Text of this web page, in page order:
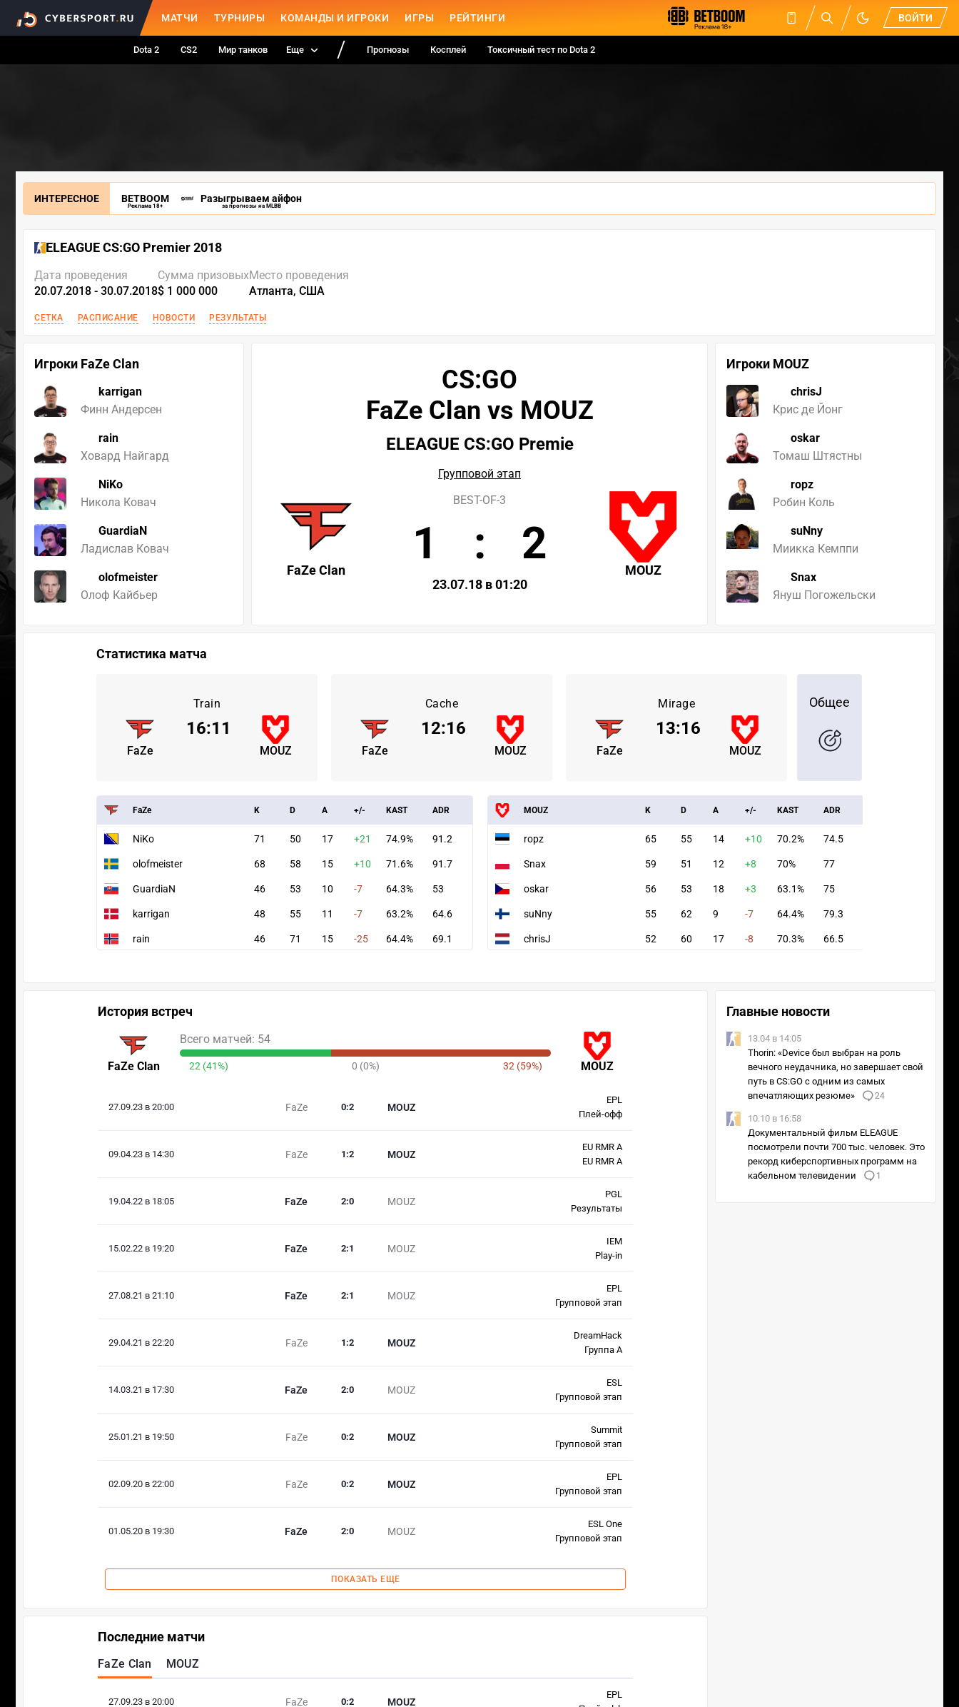
МАТЧИ ТУРНИРЫ КОМАНДЫ И ИГРОКИ ИГРЫ РЕЙТИНГИ ВОЙТИ
Dota 2 CS2 Мир танков Еще Прогнозы Косплей Токсичный тест по Dota 2
ИНТЕРЕСНОЕ BETBOOM
Реклама 18+
Разыгрываем айфон
за прогнозы на MLBB
ELEAGUE CS:GO Premier 2018
Дата проведения
20.07.2018 - 30.07.2018
Сумма призовых
$ 1 000 000
Место проведения
Атланта, США
СЕТКА РАСПИСАНИЕ НОВОСТИ РЕЗУЛЬТАТЫ
Игроки FaZe Clan
karrigan
Финн Андерсен
rain
Ховард Найгард
NiKo
Никола Ковач
GuardiaN
Ладислав Ковач
olofmeister
Олоф Кайбьер
Игроки MOUZ
chrisJ
Крис де Йонг
oskar
Томаш Штястны
ropz
Робин Коль
suNny
Миикка Кемппи
Snax
Януш Погожельски
CS:GO
FaZe Clan vs MOUZ
ELEAGUE CS:GO Premie
Групповой этап
FaZe Clan MOUZ
BEST-OF-3
1 : 2
23.07.18 в 01:20
Статистика матча
Train
FaZe MOUZ
16:11
Cache
FaZe MOUZ
12:16
Mirage
FaZe MOUZ
13:16
Общее
FaZe K D A +/- KAST ADR
NiKo 71 50 17 +21 74.9% 91.2
olofmeister 68 58 15 +10 71.6% 91.7
GuardiaN 46 53 10 -7 64.3% 53
karrigan 48 55 11 -7 63.2% 64.6
rain 46 71 15 -25 64.4% 69.1
MOUZ K D A +/- KAST ADR
ropz 65 55 14 +10 70.2% 74.5
Snax 59 51 12 +8 70% 77
oskar 56 53 18 +3 63.1% 75
suNny 55 62 9 -7 64.4% 79.3
chrisJ 52 60 17 -8 70.3% 66.5
История встреч
FaZe Clan MOUZ
Всего матчей: 54
22 (41%) 0 (0%) 32 (59%)
27.09.23 в 20:00 FaZe MOUZ
0:2
EPL
Плей-офф
09.04.23 в 14:30 FaZe MOUZ
1 :2
EU RMR A
EU RMR A
19.04.22 в 18:05 FaZe MOUZ
2:0
PGL
Результаты
15.02.22 в 19:20 FaZe MOUZ
2:1
IEM
Play-in
27.08.21 в 21:10 FaZe MOUZ
2:1
EPL
Групповой этап
29.04.21 в 22:20 FaZe MOUZ
1 :2
DreamHack
Группа A
14.03.21 в 17:30 FaZe MOUZ
2:0
ESL
Групповой этап
25.01.21 в 19:50 FaZe MOUZ
0:2
Summit
Групповой этап
02.09.20 в 22:00 FaZe MOUZ
0:2
EPL
Групповой этап
01.05.20 в 19:30 FaZe MOUZ
2:0
ESL One
Групповой этап
ПОКАЗАТЬ ЕЩЕ
Последние матчи
FaZe Clan MOUZ
27.09.23 в 20:00 FaZe MOUZ
0:2
EPL
Главные новости
13.04 в 14:05
Thorin: «Device был выбран на роль
вечного неудачника, но завершает свой
путь в CS:GO с одним из самых
впечатляющих резюме»
24
10.10 в 16:58
Документальный фильм ELEAGUE
посмотрели почти 700 тыс. человек. Это
рекорд киберспортивных программ на
кабельном телевидении
1